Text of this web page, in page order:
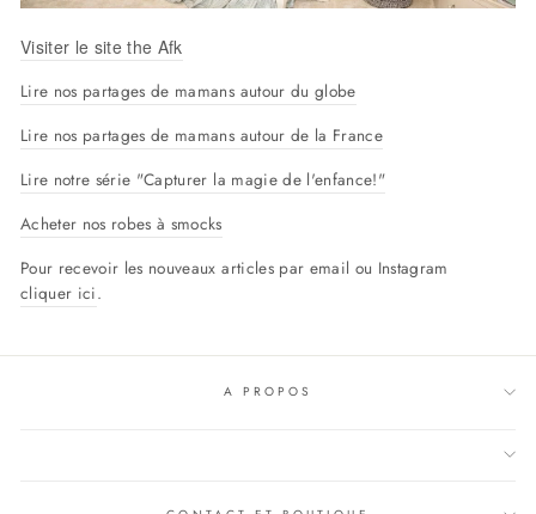
Visiter le site the Afk
Lire nos partages de mamans autour du globe
Lire nos partages de mamans autour de la France
Lire notre série "Capturer la magie de l'enfance!"
Acheter nos robes à smocks
Pour recevoir les nouveaux articles par email ou Instagram
cliquer ici.
A PROPOS